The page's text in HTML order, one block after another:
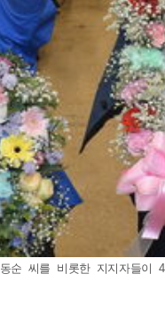
순 씨를 비롯한 지지자들